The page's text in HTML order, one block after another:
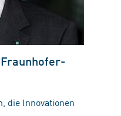
die Innovationen